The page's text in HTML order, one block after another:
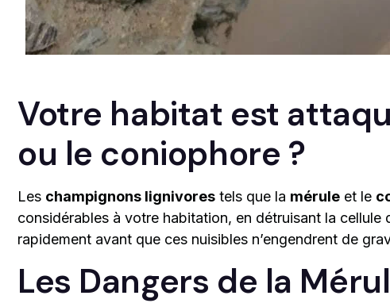
Votre habitat est
ou le coniophore ?
Les champignons lignivores tels que la mérule et le
considérables à votre habitation, en détruisant la cellule
rapidement avant que ces nuisibles n’engendrent de
Les Dangers de la